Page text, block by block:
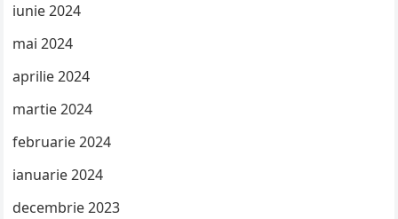
iunie 2024
mai 2024
aprilie 2024
martie 2024
februarie 2024
ianuarie 2024
decembrie 2023